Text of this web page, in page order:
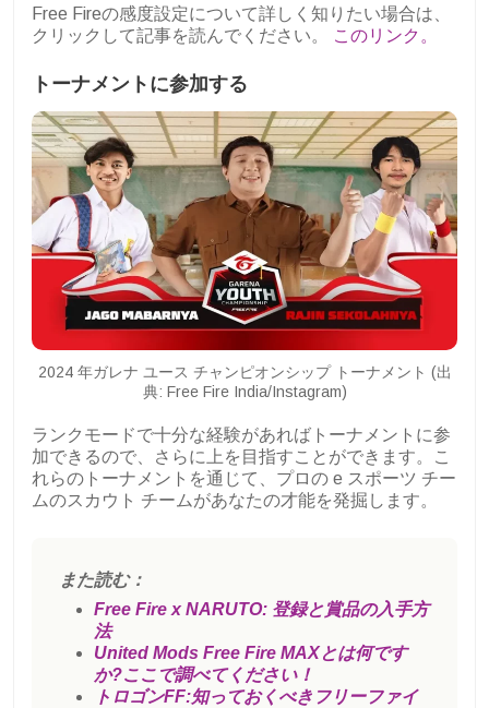
Free Fireの感度設定について詳しく知りたい場合は、
クリックして記事を読んでください。
このリンク。
トーナメントに参加する
2024 年ガレナ ユース チャンピオンシップ トーナメント (出
典: Free Fire India/Instagram)
ランクモードで十分な経験があればトーナメントに参
加できるので、さらに上を目指すことができます。こ
れらのトーナメントを通じて、プロの e スポーツ チー
ムのスカウト チームがあなたの才能を発掘します。
また読む：
Free Fire x NARUTO: 登録と賞品の入手方
法
United Mods Free Fire MAXとは何です
か?ここで調べてください！
トロゴンFF:知っておくべきフリーファイ